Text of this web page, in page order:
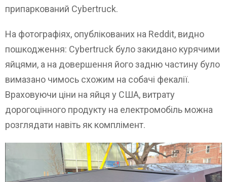
припаркований Cybertruck.
На фотографіях, опублікованих на Reddit, видно
пошкодження: Cybertruck було закидано курячими
яйцями, а на довершення його задню частину було
вимазано чимось схожим на собачі фекалії.
Враховуючи ціни на яйця у США, витрату
дорогоцінного продукту на електромобіль можна
розглядати навіть як комплімент.